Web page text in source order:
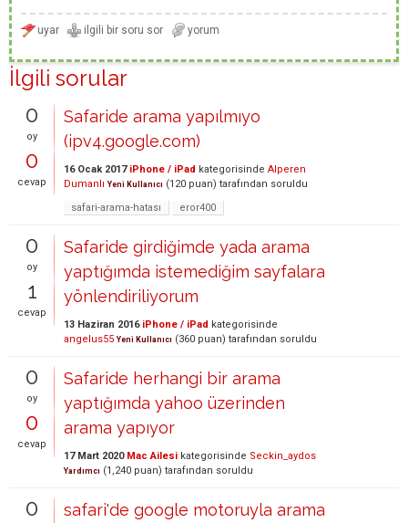
İlgili sorular
0
oy
0
cevap
Safaride arama yapılmıyo
(ipv4.google.com)
16 Ocak 2017 iPhone / iPad kategorisinde Alperen
Dumanlı Yeni Kullanıcı (120 puan) tarafından soruldu
safari-arama-hatası
eror400
0
oy
1
cevap
Safaride girdiğimde yada arama
yaptığımda istemediğim sayfalara
yönlendiriliyorum
13 Haziran 2016 iPhone / iPad kategorisinde
angelus55 Yeni Kullanıcı (360 puan) tarafından soruldu
0
oy
0
cevap
Safaride herhangi bir arama
yaptığımda yahoo üzerinden
arama yapıyor
17 Mart 2020 Mac Ailesi kategorisinde Seckin_aydos
Yardımcı (1,240 puan) tarafından soruldu
0
safari'de google motoruyla arama